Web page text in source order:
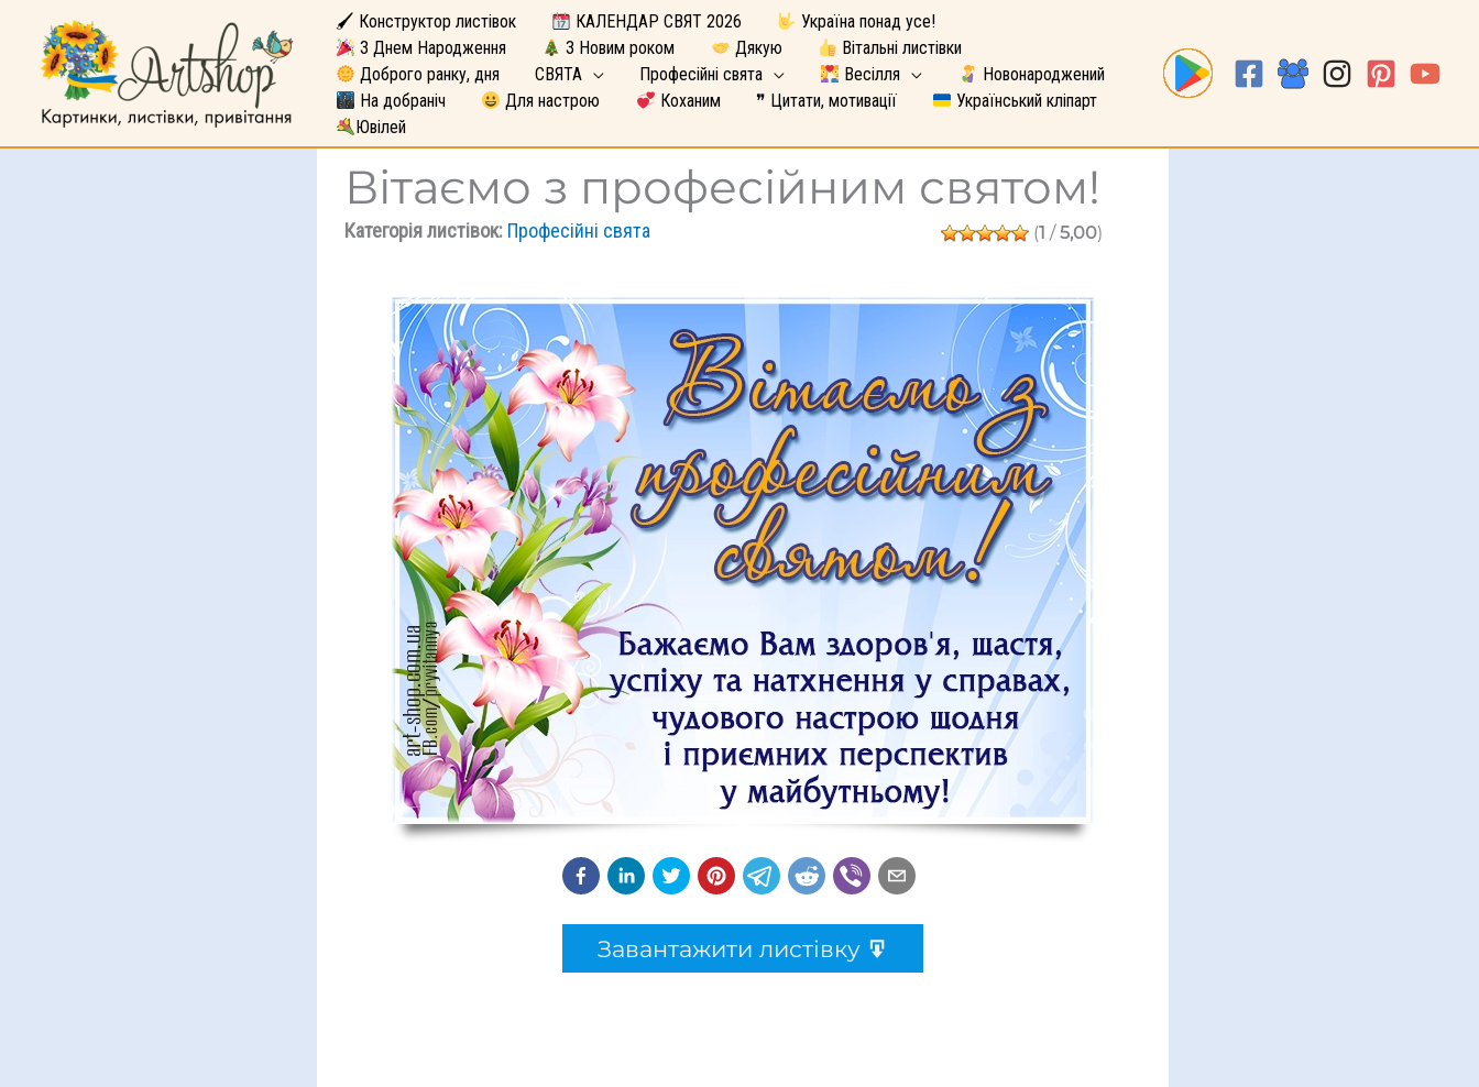
🖌 Конструктор листівок КАЛЕНДАР СВЯТ 2026
Україна понад усе!
З Днем Народження
З Новим роком Дякую
Вітальні листівки
Доброго ранку, дня
СВЯТА Професійні свята Весілля
Новонароджений
На добраніч
Для настрою Коханим ❞ Цитати, мотивації
Український кліпарт
Ювілей
Вітаємо з професійним святом!
Категорія листівок: Професійні свята (1 /5,00)
Завантажити листівку